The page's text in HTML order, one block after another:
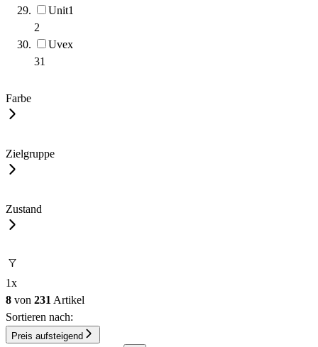
Unit1
2
Uvex
31
Farbe
Zielgruppe
Zustand
1x
8 von 231Artikel
Sortieren nach:
Preis aufsteigend